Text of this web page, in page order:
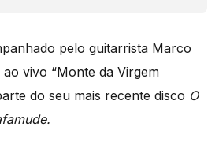
pelo guitarrista Marco
vivo “Monte da Virgem
do seu mais recente disco O